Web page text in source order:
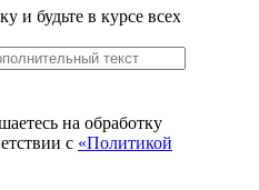
и будьте в курсе всех
на обработку
с «Политикой